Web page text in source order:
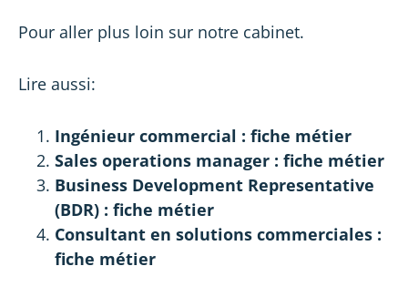
Pour aller plus loin sur notre cabinet.
Lire aussi:
Ingénieur commercial : fiche métier
Sales operations manager : fiche métier
Business Development Representative
(BDR) : fiche métier
Consultant en solutions commerciales :
fiche métier